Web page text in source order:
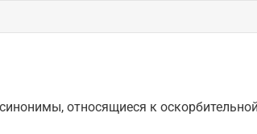
относящиеся к